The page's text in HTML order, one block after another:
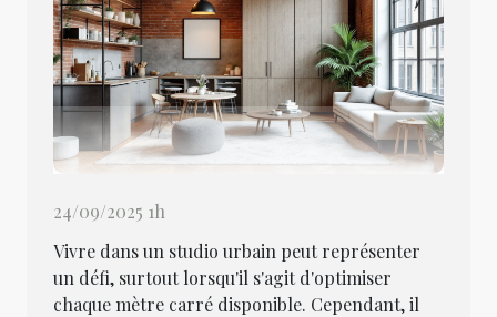
24/09/2025 1h
Vivre dans un studio urbain peut représenter
un défi, surtout lorsqu'il s'agit d'optimiser
chaque mètre carré disponible. Cependant, il